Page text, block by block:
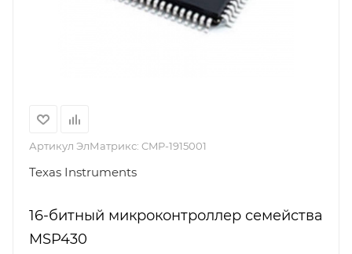
Артикул ЭлМатрикс: CMP-1915001
Texas Instruments
16-битный микроконтроллер семейства
MSP430